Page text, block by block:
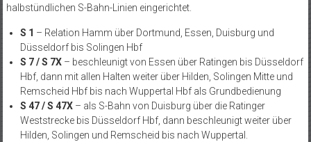
halbstündlichen S-Bahn-Linien eingerichtet.
S 1 – Relation Hamm über Dortmund, Essen, Duisburg und
Düsseldorf bis Solingen Hbf
S 7 / S 7X– beschleunigt von Essen über Ratingen bis Düsseldorf
Hbf, dann mit allen Halten weiter über Hilden, Solingen Mitte und
Remscheid Hbf bis nach Wuppertal Hbf als Grundbedienung
S 47 / S 47X– als S-Bahn von Duisburg über die Ratinger
Weststrecke bis Düsseldorf Hbf, dann beschleunigt weiter über
Hilden, Solingen und Remscheid bis nach Wuppertal.